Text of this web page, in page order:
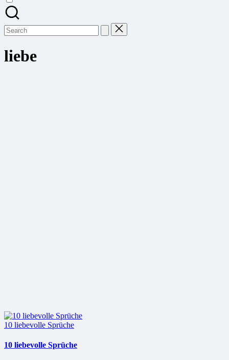
Search
for:
liebe
Posted
10 liebevolle Sprüche
10 liebevolle Sprüche